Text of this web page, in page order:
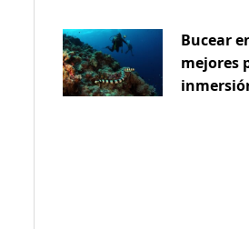
Bucear
mejores